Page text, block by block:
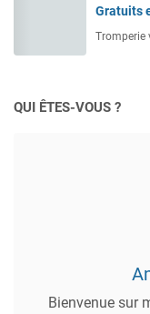
Gratuits
Tromperie
QUI ÊTES-VOUS ?
Bienvenue sur